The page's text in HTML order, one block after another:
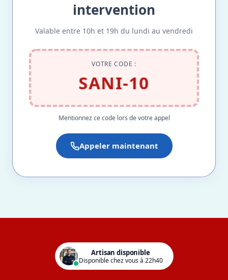
intervention
Valable entre 10h et 19h du lundi au vendredi
VOTRE CODE :
SANI-10
Mentionnez ce code lors de votre appel
Appeler maintenant
Artisan disponible
Disponible chez vous à 22h40